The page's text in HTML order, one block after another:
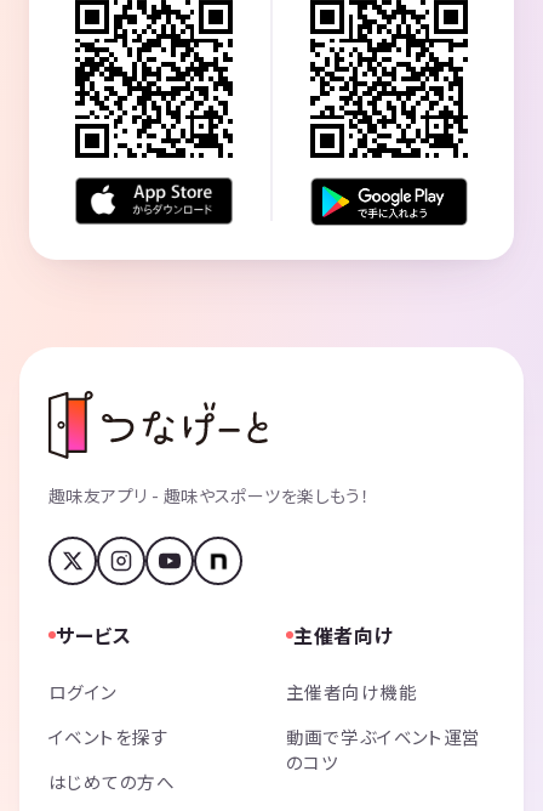
趣味友アプリ - 趣味やスポーツを楽しもう！
サービス
ログイン
イベントを探す
はじめての方へ
主催者向け
主催者向け機能
動画で学ぶイベント運営
のコツ